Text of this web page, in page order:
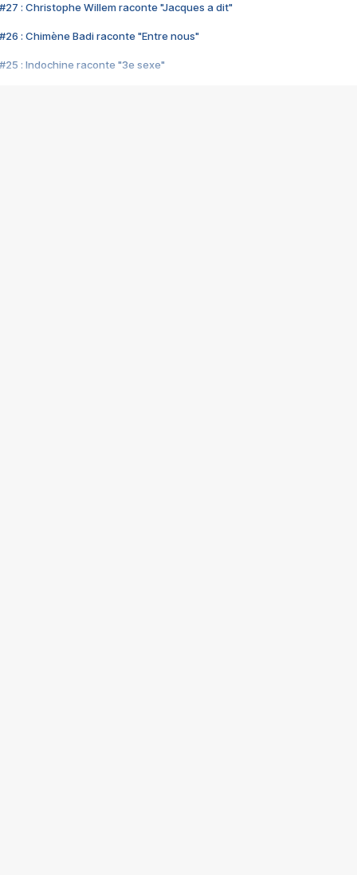
#27 : Christophe Willem raconte "Jacques a dit"
#26 : Chimène Badi raconte "Entre nous"
#25 : Indochine raconte "3e sexe"